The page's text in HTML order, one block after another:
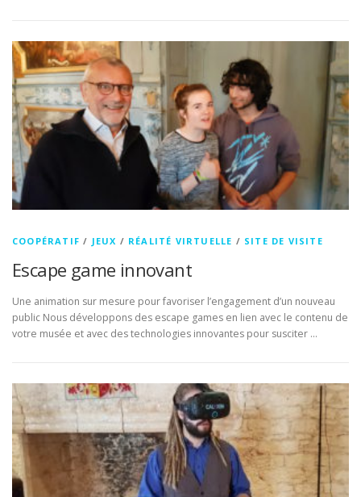
COOPÉRATIF / JEUX / RÉALITÉ VIRTUELLE / SITE DE VISITE
Escape game innovant
Une animation sur mesure pour favoriser l’engagement d’un nouveau
public Nous développons des escape games en lien avec le contenu de
votre musée et avec des technologies innovantes pour susciter …